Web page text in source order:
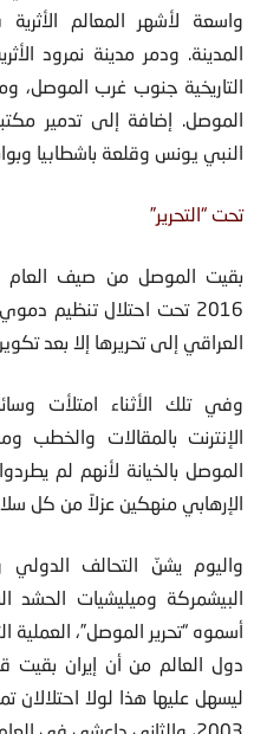
واسعة لأشهر المعالم
المدينة. ودمر مدينة نمرود
التاريخية جنوب غرب الموصل،
الموصل. إضافة إلى تدمير
النبي يونس وقلعة باشطابيا
تحت “التحرير”
2016 تحت احتلال
العراقي إلى تحريرها إلا بعد
وفي تلك الأثناء امتلأت
الإنترنت بالمقالات والخطب
الموصل بالخيانة لأنهم لم
الإرهابي منهكين عزلاً من كل
واليوم يشنّ التحالف
البيشمركة وميليشيات الحشد
أسموه “تحرير الموصل”،
دول العالم من أن إيران بقيت
ليسهل عليها هذا لولا احتلالان